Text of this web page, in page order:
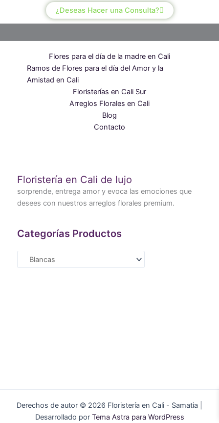
¿Deseas Hacer una Consulta?
Flores para el día de la madre en Cali
Ramos de Flores para el día del Amor y la
Amistad en Cali
Floristerías en Cali Sur
Arreglos Florales en Cali
Blog
Contacto
Floristería en Cali de lujo
sorprende, entrega amor y evoca las emociones que
desees con nuestros arreglos florales premium.
Categorías Productos
Derechos de autor © 2026 Floristería en Cali - Samatia |
Desarrollado por Tema Astra para WordPress